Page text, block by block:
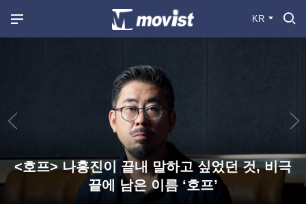
KR
<호프> 나홍진이 끝내 말하고 싶었던 것, 비극
끝에 남은 이름 ‘호프’